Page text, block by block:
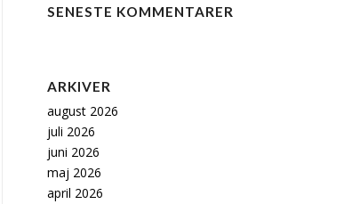
SENESTE KOMMENTARER
ARKIVER
august 2026
juli 2026
juni 2026
maj 2026
april 2026